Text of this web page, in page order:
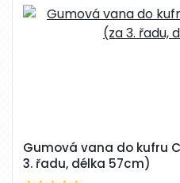
Gumová vana do kufru
3. řadu, délka 57cm)